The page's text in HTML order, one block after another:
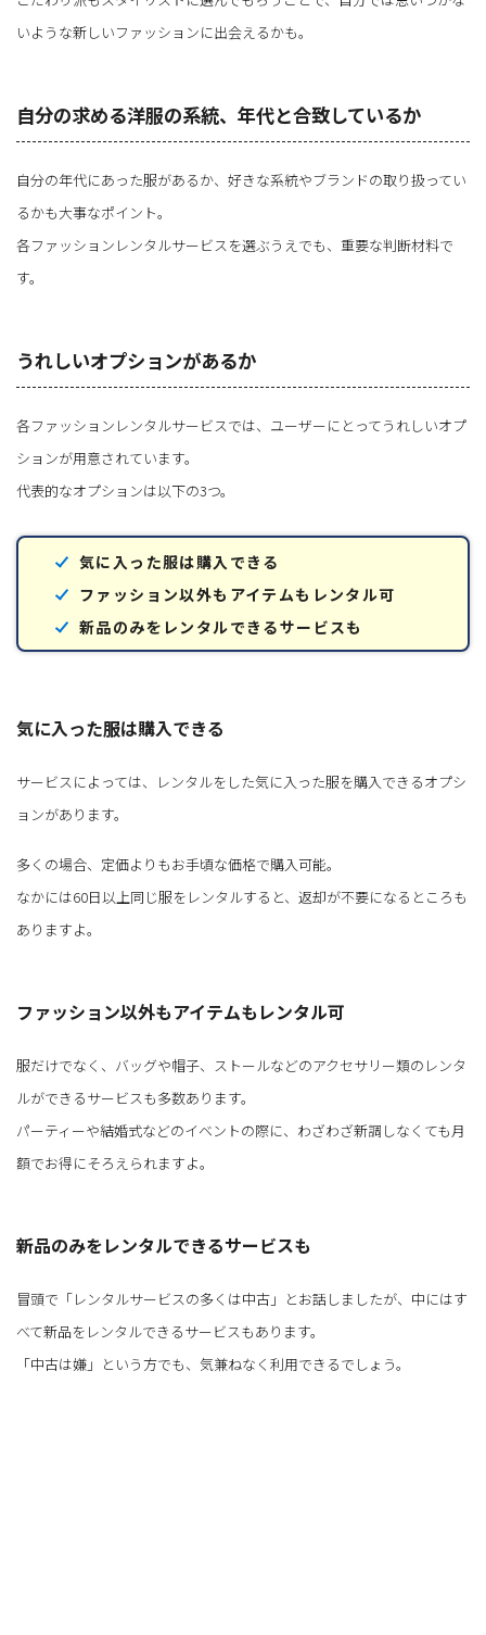
いような新しいファッションに出会えるかも。
自分の求める洋服の系統、年代と合致しているか
自分の年代にあった服があるか、好きな系統やブランドの取り扱ってい
るかも大事なポイント。
各ファッションレンタルサービスを選ぶうえでも、重要な判断材料で
す。
うれしいオプションがあるか
各ファッションレンタルサービスでは、ユーザーにとってうれしいオプ
ションが用意されています。
代表的なオプションは以下の3つ。
気に入った服は購入できる
ファッション以外もアイテムもレンタル可
新品のみをレンタルできるサービスも
気に入った服は購入できる
サービスによっては、レンタルをした気に入った服を購入できるオプシ
ョンがあります。
多くの場合、定価よりもお手頃な価格で購入可能。
なかには60日以上同じ服をレンタルすると、返却が不要になるところも
ありますよ。
ファッション以外もアイテムもレンタル可
服だけでなく、バッグや帽子、ストールなどのアクセサリー類のレンタ
ルができるサービスも多数あります。
パーティーや結婚式などのイベントの際に、わざわざ新調しなくても月
額でお得にそろえられますよ。
新品のみをレンタルできるサービスも
冒頭で「レンタルサービスの多くは中古」とお話しましたが、中にはす
べて新品をレンタルできるサービスもあります。
「中古は嫌」という方でも、気兼ねなく利用できるでしょう。